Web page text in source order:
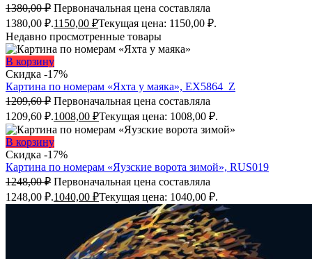
1380,00₽ Первоначальная цена составляла
1380,00 ₽.1150,00 ₽Текущая цена: 1150,00 ₽.
Недавно просмотренные товары
В корзину
Скидка -17%
Картина по номерам «Яхта у маяка», EX5864_Z
1209,60₽ Первоначальная цена составляла
1209,60 ₽.1008,00 ₽Текущая цена: 1008,00 ₽.
В корзину
Скидка -17%
Картина по номерам «Яузские ворота зимой», RUS019
1248,00₽ Первоначальная цена составляла
1248,00 ₽.1040,00 ₽Текущая цена: 1040,00 ₽.